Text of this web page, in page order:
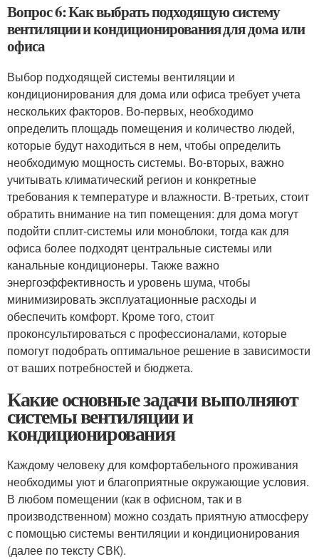
Вопрос 6: Как выбрать подходящую систему
вентиляции и кондиционирования для дома или
офиса
Выбор подходящей системы вентиляции и
кондиционирования для дома или офиса требует учета
нескольких факторов. Во-первых, необходимо
определить площадь помещения и количество людей,
которые будут находиться в нем, чтобы определить
необходимую мощность системы. Во-вторых, важно
учитывать климатический регион и конкретные
требования к температуре и влажности. В-третьих, стоит
обратить внимание на тип помещения: для дома могут
подойти сплит-системы или моноблоки, тогда как для
офиса более подходят центральные системы или
канальные кондиционеры. Также важно
энергоэффективность и уровень шума, чтобы
минимизировать эксплуатационные расходы и
обеспечить комфорт. Кроме того, стоит
проконсультироваться с профессионалами, которые
помогут подобрать оптимальное решение в зависимости
от ваших потребностей и бюджета.
Какие основные задачи выполняют
системы вентиляции и
кондиционирования
Каждому человеку для комфортабельного проживания
необходимы уют и благоприятные окружающие условия.
В любом помещении (как в офисном, так и в
производственном) можно создать приятную атмосферу
с помощью системы вентиляции и кондиционирования
(далее по тексту СВК).